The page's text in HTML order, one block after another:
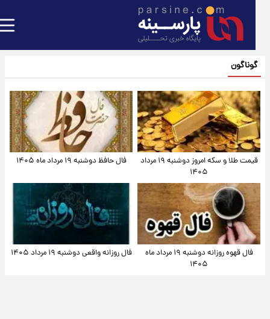
گوناگون
قیمت طلا و سکه امروز دوشنبه ۱۹ مرداد
۱۴۰۵
فال حافظ دوشنبه ۱۹ مرداد ماه ۱۴۰۵
فال قهوه روزانه دوشنبه ۱۹ مرداد ماه
۱۴۰۵
فال روزانه واقعی دوشنبه ۱۹ مرداد ۱۴۰۵